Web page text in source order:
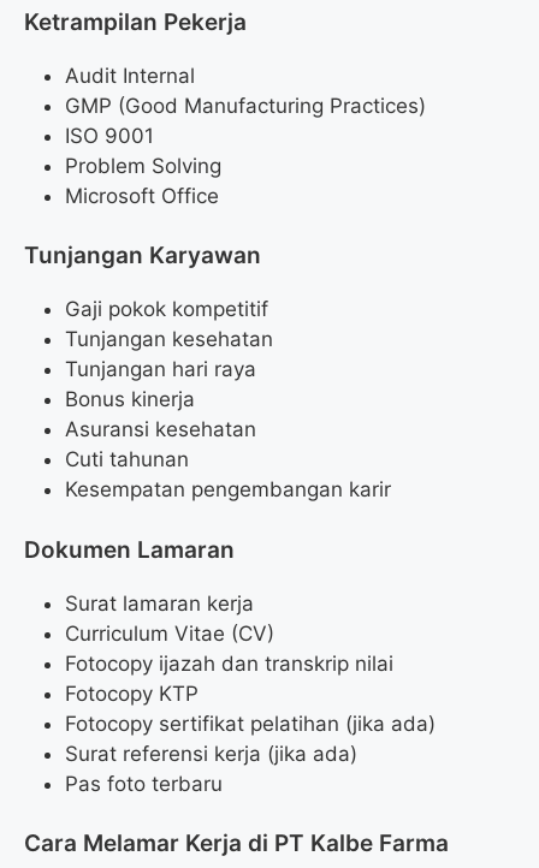
Ketrampilan Pekerja
Audit Internal
GMP (Good Manufacturing Practices)
ISO 9001
Problem Solving
Microsoft Office
Tunjangan Karyawan
Gaji pokok kompetitif
Tunjangan kesehatan
Tunjangan hari raya
Bonus kinerja
Asuransi kesehatan
Cuti tahunan
Kesempatan pengembangan karir
Dokumen Lamaran
Surat lamaran kerja
Curriculum Vitae (CV)
Fotocopy ijazah dan transkrip nilai
Fotocopy KTP
Fotocopy sertifikat pelatihan (jika ada)
Surat referensi kerja (jika ada)
Pas foto terbaru
Cara Melamar Kerja di PT Kalbe Farma